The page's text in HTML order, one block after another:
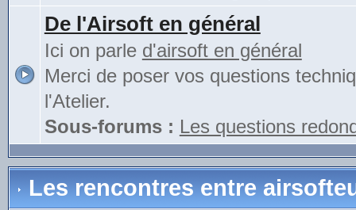
De l'Airsoft en général
Ici on parle d'airsoft en général
Merci de poser vos questions
l'Atelier.
Sous-forums : Les questions
Les rencontres entre